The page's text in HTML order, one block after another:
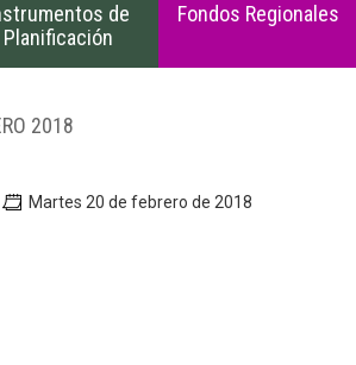
de
Planificación
Fondos Regionales
2018
Martes 20 de febrero de 2018